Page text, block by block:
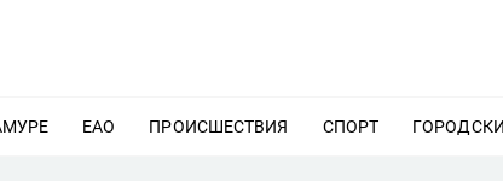
ЕЩЕ
ЕАО ЕЩЕ
ПРОИСШЕСТВИЯ ЕЩЕ
СПОРТ ЕЩЕ